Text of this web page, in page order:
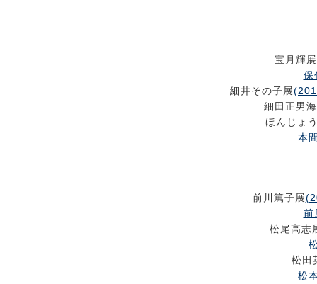
宝月輝展
保
細井その子展
細田正男
ほんじょ
本
前川篤子展
前
松尾高志
松田
松